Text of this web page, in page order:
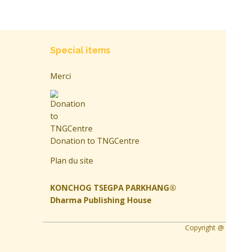
Special items
Merci
Donation to TNGCentre
Plan du site
KONCHOG TSEGPA PARKHANG®
Dharma Publishing House
Copyright @